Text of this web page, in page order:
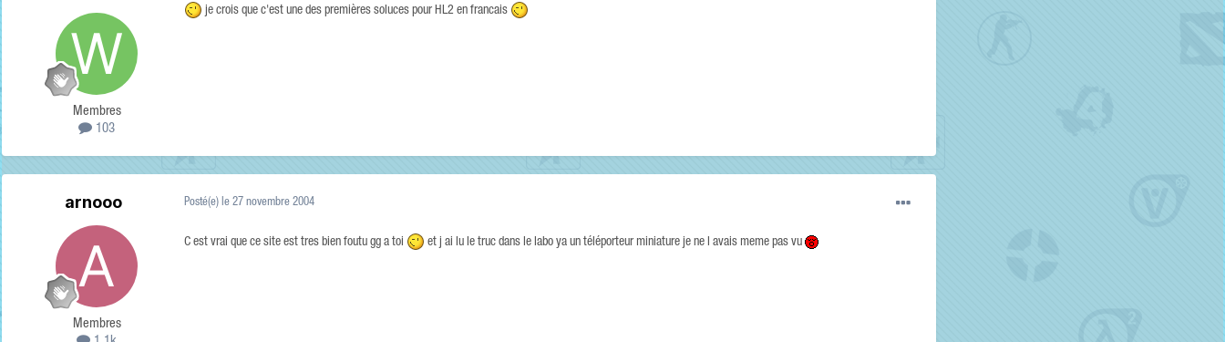
Membres
103
je crois que c'est une des premières soluces pour HL2 en francais
arnooo
Membres
Posté(e) le 27 novembre 2004
C est vrai que ce site est tres bien foutu gg a toi et j ai lu le truc dans le labo ya un téléporteur miniature je ne l avais meme pas vu